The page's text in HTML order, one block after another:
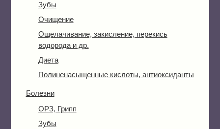
Зубы
Очищение
Ощелачивание, закисление, перекись
водорода и др.
Диета
Полиненасыщенные кислоты, антиоксиданты
Болезни
ОРЗ, Грипп
Зубы